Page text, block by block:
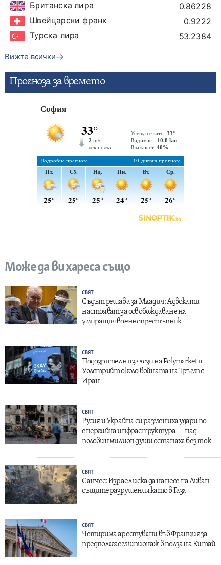
Британска лира
0.86228
Швейцарски франк
0.9222
Турска лира
53.2384
Вижте всички
Прогнозa за времето
Може да ви хареса също
СВЯТ
Съдът решава за Младич: Адвокати
настояват за освобождаване на
умиращия военнопрестъпник
СВЯТ
Подозрителни залози на Polymarket и
Уолстрийт около войната на Тръмп с
Иран
СВЯТ
Русия и Украйна си размениха удари по
енергийна инфраструктура — над
половин милион души останаха без ток
СВЯТ
Санчес: Израел иска да нанесе на Ливан
същите разрушения като в Газа
СВЯТ
Четирима арестувани във Франция за
предполагаем шпионаж в полза на Китай